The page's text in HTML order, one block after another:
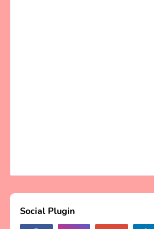
Social Plugin